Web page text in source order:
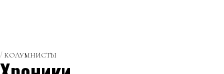
КОЛУМНИСТЫ